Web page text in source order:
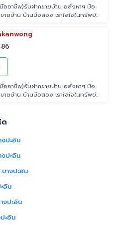
อาชีพ)รับฝากขายบ้าน อสังหาฯ มือ
ยบ้าน บ้านมือสอง เราใส่ใจในทรัพย์
ตลาด/โฆษณาผ่านสื่อต่างๆ/ เดินสิน
าน
ทได้ โดยทีมงานมืออาชีพ กว่า 2,000
กรรมสิทธิ์
อาชีพ)รับฝากขายบ้าน อสังหาฯ มือ
ยบ้าน บ้านมือสอง เราใส่ใจในทรัพย์
าน
กรรมสิทธิ์
ด
ปะอิน
ปะอิน
างปะอิน
อิน
งปะอิน
ะอิน